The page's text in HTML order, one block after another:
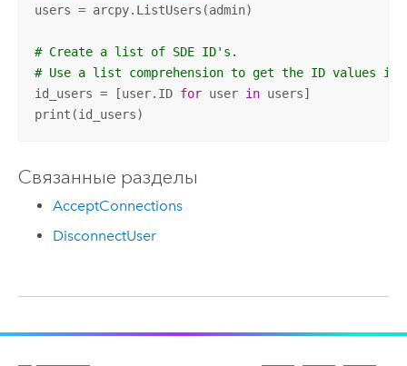
users = arcpy.ListUsers(admin)
# Create a list of SDE ID's.
# Use a list comprehension to get the ID values
id_users = [user.ID for user in users]
print(id_users)
Связанные разделы
AcceptConnections
DisconnectUser